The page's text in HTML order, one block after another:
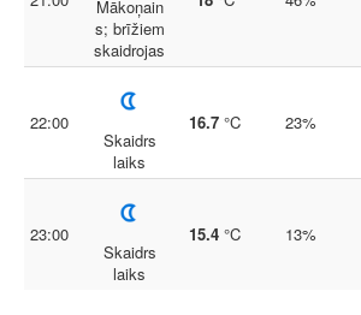
Mākoņain
s; brīžiem
skaidrojas
22:00
Skaidrs
laiks
16.7 °C 23%
23:00
Skaidrs
laiks
15.4 °C 13%